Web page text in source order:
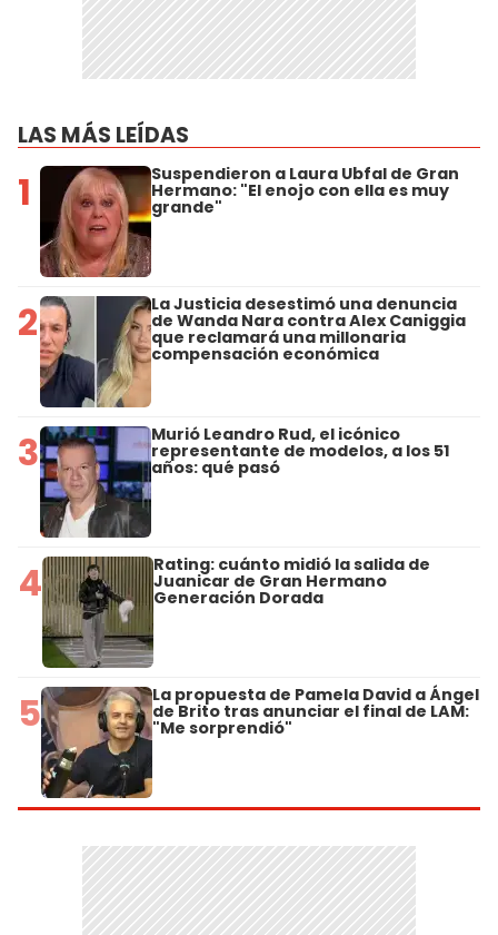
LAS MÁS LEÍDAS
1 Suspendieron a Laura Ubfal de Gran
Hermano: "El enojo con ella es muy
grande"
2 La Justicia desestimó una denuncia
de Wanda Nara contra Alex Caniggia
que reclamará una millonaria
compensación económica
3 Murió Leandro Rud, el icónico
representante de modelos, a los 51
años: qué pasó
4 Rating: cuánto midió la salida de
Juanicar de Gran Hermano
Generación Dorada
5 La propuesta de Pamela David a Ángel
de Brito tras anunciar el final de LAM:
"Me sorprendió"